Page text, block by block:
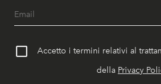
Accetto i termini relativi al
della Privacy